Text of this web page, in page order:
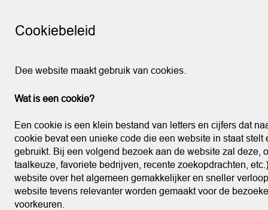
Cookiebeleid
Dee website maakt gebruik van cookies.
Wat is een cookie?
Een cookie is een klein bestand van letters en cijfers dat
cookie bevat een unieke code die een website in staat
gebruikt. Bij een volgend bezoek aan de website zal deze,
taalkeuze, favoriete bedrijven, recente zoekopdrachten,
website over het algemeen gemakkelijker en sneller
website tevens relevanter worden gemaakt voor de
voorkeuren.